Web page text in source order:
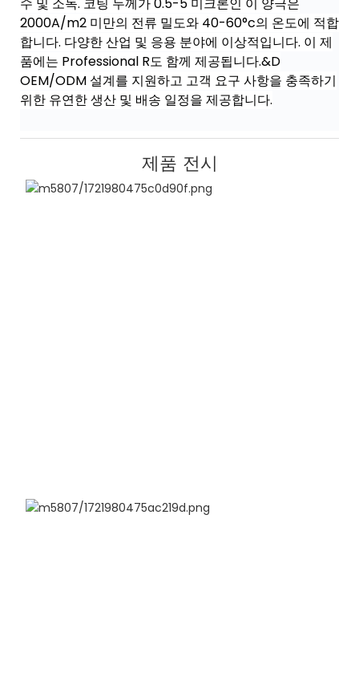
수 및 소독. 코팅 두께가 0.5-5 미크론인 이 양극은
2000A/m2 미만의 전류 밀도와 40-60°c의 온도에 적합
합니다. 다양한 산업 및 응용 분야에 이상적입니다. 이 제
품에는 Professional R도 함께 제공됩니다.&D
OEM/ODM 설계를 지원하고 고객 요구 사항을 충족하기
위한 유연한 생산 및 배송 일정을 제공합니다.
제품 전시